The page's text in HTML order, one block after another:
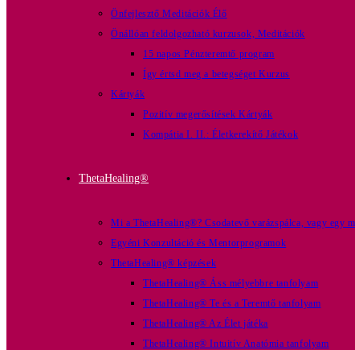
Önfejlesztő Meditációk Élő
Önállóan feldolgozható kurzusok, Meditációk
15 napos Pénzteremtő program
Így értsd meg a betegséget Kurzus
Kártyák
Pozitív megerősítések Kártyák
Kompátia I. II.: Életkerekítő Játékok
ThetaHealing®
Mi a ThetaHealing®? Csodatevő varázspálca, vagy egy
Egyéni Konzultáció és Mentorprogramok
ThetaHealing® képzések
ThetaHealing® Áss mélyebbre tanfolyam
ThetaHealing® Te és a Teremtő tanfolyam
ThetaHealing® Az Élet játéka
ThetaHealing® Intuitív Anatómia tanfolyam